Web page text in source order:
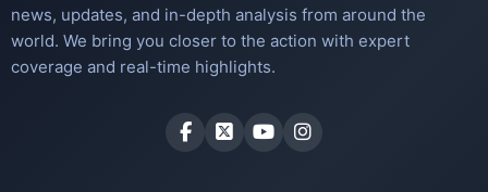
news, updates, and in-depth analysis from around the
world. We bring you closer to the action with expert
coverage and real-time highlights.